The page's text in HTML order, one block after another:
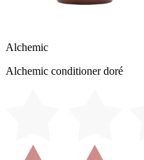
Alchemic
Alchemic conditioner doré